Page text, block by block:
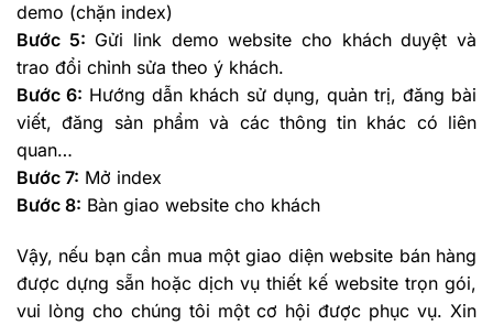
demo (chặn index)
Bước 5: Gửi link demo website cho khách duyệt và
trao đổi chỉnh sửa theo ý khách.
Bước 6: Hướng dẫn khách sử dụng, quản trị, đăng bài
viết, đăng sản phẩm và các thông tin khác có liên
quan…
Bước 7: Mở index
Bước 8: Bàn giao website cho khách
Vậy, nếu bạn cần mua một giao diện website bán hàng
được dựng sẵn hoặc dịch vụ thiết kế website trọn gói,
vui lòng cho chúng tôi một cơ hội được phục vụ. Xin